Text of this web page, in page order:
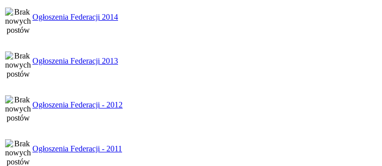
Ogłoszenia Federacji 2014
Ogłoszenia Federacji 2013
Ogłoszenia Federacji - 2012
Ogłoszenia Federacji - 2011